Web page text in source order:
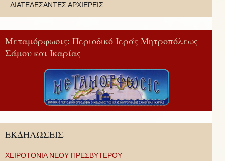
ΔΙΑΤΕΛΕΣΑΝΤΕΣ ΑΡΧΙΕΡΕΙΣ
Μεταμόρφωσις: Περιοδικό Ιεράς Μητροπόλεως
Σάμου και Ικαρίας
ΕΚΔΗΛΩΣΕΙΣ
ΧΕΙΡΟΤΟΝΙΑ ΝΕΟΥ ΠΡΕΣΒΥΤΕΡΟΥ